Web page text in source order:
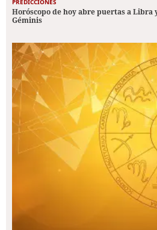
Horóscopo de hoy abre puertas a Libra
Géminis